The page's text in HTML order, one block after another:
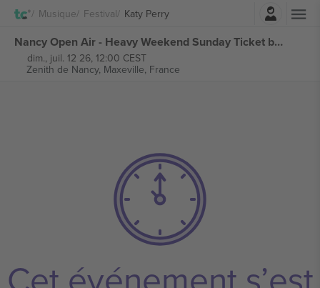
Musique Festival Katy Perry
Nancy Open Air - Heavy Weekend Sunday Ticket billets
dim., juil. 12 26, 12:00 CEST
Zenith de Nancy, Maxeville, France